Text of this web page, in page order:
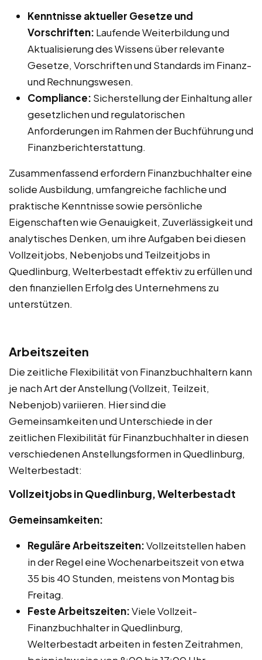
Kenntnisse aktueller Gesetze und
Vorschriften: Laufende Weiterbildung und
Aktualisierung des Wissens über relevante
Gesetze, Vorschriften und Standards im Finanz-
und Rechnungswesen.
Compliance: Sicherstellung der Einhaltung aller
gesetzlichen und regulatorischen
Anforderungen im Rahmen der Buchführung und
Finanzberichterstattung.
Zusammenfassend erfordern Finanzbuchhalter eine
solide Ausbildung, umfangreiche fachliche und
praktische Kenntnisse sowie persönliche
Eigenschaften wie Genauigkeit, Zuverlässigkeit und
analytisches Denken, um ihre Aufgaben bei diesen
Vollzeitjobs, Nebenjobs und Teilzeitjobs in
Quedlinburg, Welterbestadt effektiv zu erfüllen und
den finanziellen Erfolg des Unternehmens zu
unterstützen.
Arbeitszeiten
Die zeitliche Flexibilität von Finanzbuchhaltern kann
je nach Art der Anstellung (Vollzeit, Teilzeit,
Nebenjob) variieren. Hier sind die
Gemeinsamkeiten und Unterschiede in der
zeitlichen Flexibilität für Finanzbuchhalter in diesen
verschiedenen Anstellungsformen in Quedlinburg,
Welterbestadt:
Vollzeitjobs in Quedlinburg, Welterbestadt
Gemeinsamkeiten:
Reguläre Arbeitszeiten:Vollzeitstellen haben
in der Regel eine Wochenarbeitszeit von etwa
35 bis 40 Stunden, meistens von Montag bis
Freitag.
Feste Arbeitszeiten:Viele Vollzeit-
Finanzbuchhalter in Quedlinburg,
Welterbestadt arbeiten in festen Zeitrahmen,